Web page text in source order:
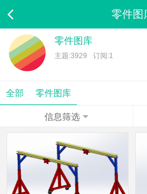
零件图
零件图库
主题:3929 订阅:1
全部 零件图库
信息筛选